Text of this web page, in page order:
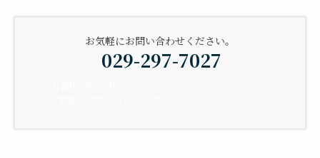
お気軽にお問い合わせください。
029-297-7027